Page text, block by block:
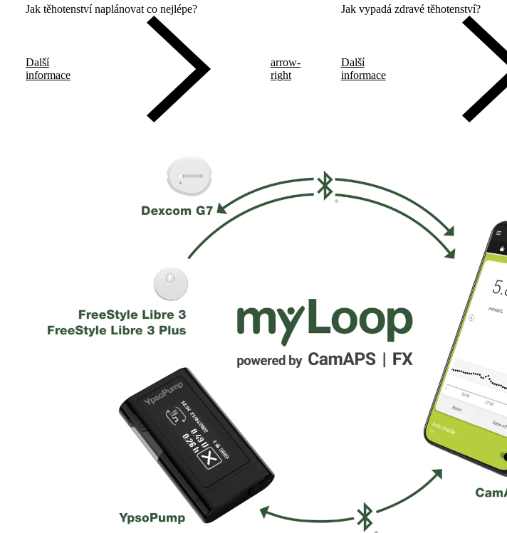
Jak těhotenství naplánovat co nejlépe?
Další
informace
arrow-
right
Jak vypadá zdravé těhotenství?
Další
informace